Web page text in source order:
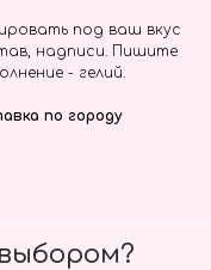
под ваш вкус
надписи. Пишите
- гелий.
по городу